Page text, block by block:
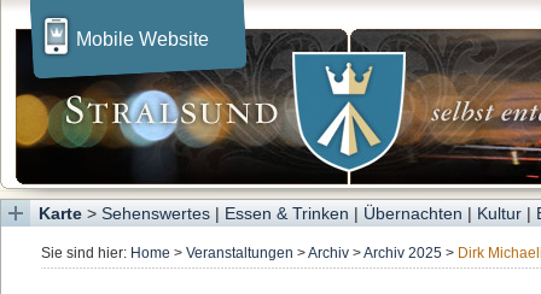
Mobile Website
Karte > Sehenswertes | Essen & Trinken | Übernachten | Kultur |
Sie sind hier: Home > Veranstaltungen >Archiv >Archiv 2025 > Dirk